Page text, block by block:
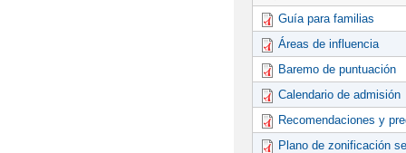
Guía para familias
Áreas de influencia
Baremo de puntuación
Calendario de admisión
Recomendaciones y
Plano de zonificación